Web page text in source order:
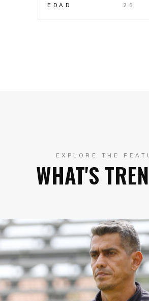
EDAD 26
EXPLORE THE
WHAT'S